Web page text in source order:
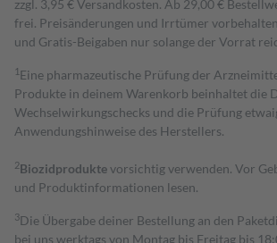
zzgl. 3,95 € Versandkosten. Ab 29,00 €
frei. Preisänderungen und Irrtümer
und Gratis-Beigaben nur solange der Vorrat
1 Eine pharmazeutische Prüfung der
Produkte in deinem Warenkorb beinhaltet die
Wechselwirkungschecks und die Prüfung
Anwendungshinweise des Herstellers.
2Biozidproduktevorsichtig verwenden. Vor
und Produktinformationen lesen.
3Die Übergabe deiner Bestellung an den
bei uns werktags von Montag bis Freitag bis